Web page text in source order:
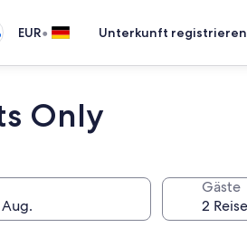
EUR• Unterkunft registrieren
Only
Gäste